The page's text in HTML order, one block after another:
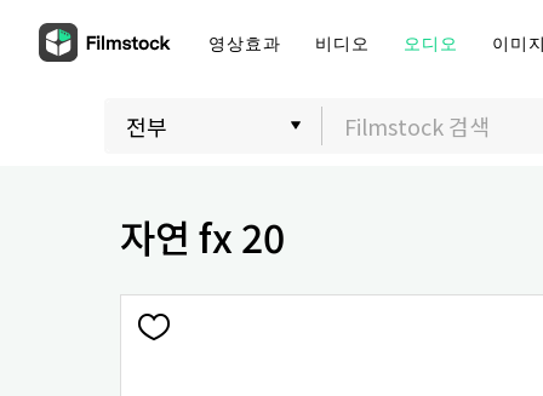
영상효과 비디오 오디오 이미
자연 fx 20